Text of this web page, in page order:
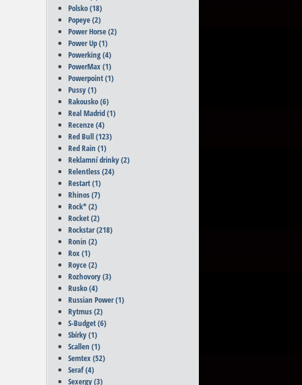
Polsko(18)
Popeye(2)
Power Horse(2)
Power Up(1)
Powerking(4)
PowerMax(1)
Powerpoint(1)
Pussy(1)
Rakousko(6)
Real Madrid(1)
Recenze(4)
Red Bull(123)
Red Rain(1)
Reklamní drinky(2)
Relentless(24)
Restart(1)
Rhinos(7)
Rock*(2)
Rocket(2)
Rockstar(218)
Ronin(2)
Rox(1)
Royce(2)
Rozhovory(3)
Rusko(4)
Russian Power(1)
Rytmus(2)
S-Budget(6)
Sbírky(1)
Scallen(1)
Semtex(52)
Seraf(4)
Sexergy(3)